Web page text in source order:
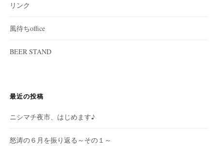
リンク
風待ちoffice
BEER STAND
最近の投稿
ニシマチ夜市、はじめます♪
怒涛の６月を振り返る～その１～